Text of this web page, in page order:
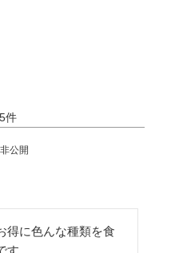
5
非公開
得に色んな種類を食